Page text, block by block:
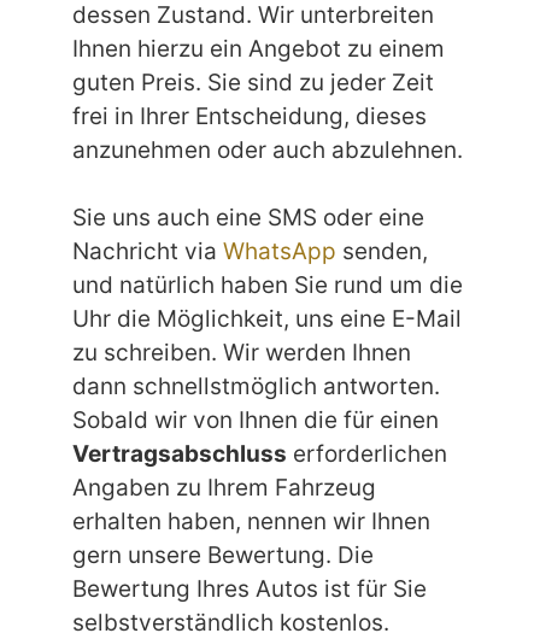
dessen Zustand. Wir unterbreiten
Ihnen hierzu ein Angebot zu einem
guten Preis. Sie sind zu jeder Zeit
frei in Ihrer Entscheidung, dieses
anzunehmen oder auch abzulehnen.
Sie uns auch eine SMS oder eine
Nachricht via WhatsApp senden,
und natürlich haben Sie rund um die
Uhr die Möglichkeit, uns eine E-Mail
zu schreiben. Wir werden Ihnen
dann schnellstmöglich antworten.
Sobald wir von Ihnen die für einen
Vertragsabschluss erforderlichen
Angaben zu Ihrem Fahrzeug
erhalten haben, nennen wir Ihnen
gern unsere Bewertung. Die
Bewertung Ihres Autos ist für Sie
selbstverständlich kostenlos.